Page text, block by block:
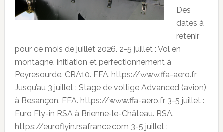
Des
dates à
retenir
pour ce mois de juillet 2026. 2-5 juillet : Vol en
montagne, initiation et perfectionnement à
Peyresourde. CRA10. FFA. https://www.ffa-aero.fr
Jusqu’au 3 juillet : Stage de voltige Advanced (avion)
à Besançon. FFA. https://www.ffa-aero.fr 3-5 juillet :
Euro Fly-in RSA à Brienne-le-Château. RSA.
https://euroflyin.rsafrance.com 3-5 juillet :